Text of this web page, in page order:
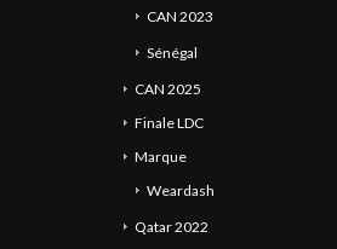
CAN 2023
Sénégal
CAN 2025
Finale LDC
Marque
Weardash
Qatar 2022